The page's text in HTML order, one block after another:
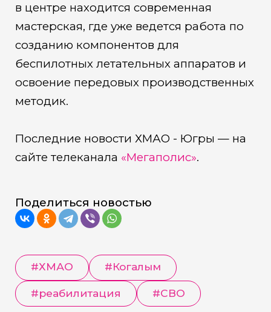
в центре находится современная
мастерская, где уже ведется работа по
созданию компонентов для
беспилотных летательных аппаратов и
освоение передовых производственных
методик.
Последние новости ХМАО - Югры — на
сайте телеканала «Мегаполис».
Поделиться новостью
#ХМАО #Когалым
#реабилитация #СВО